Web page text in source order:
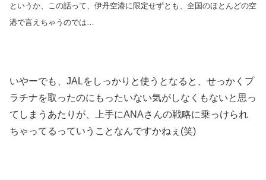
というか、この話って、伊丹空港に限定せずとも、全国のほとんどの空
港で言えちゃうのでは…
いやーでも、JALをしっかりと使うとなると、せっかくプ
ラチナを取ったのにもったいない気がしなくもないと思っ
てしまうあたりが、上手にANAさんの戦略に乗っけられ
ちゃってるっていうことなんですかねぇ(笑)